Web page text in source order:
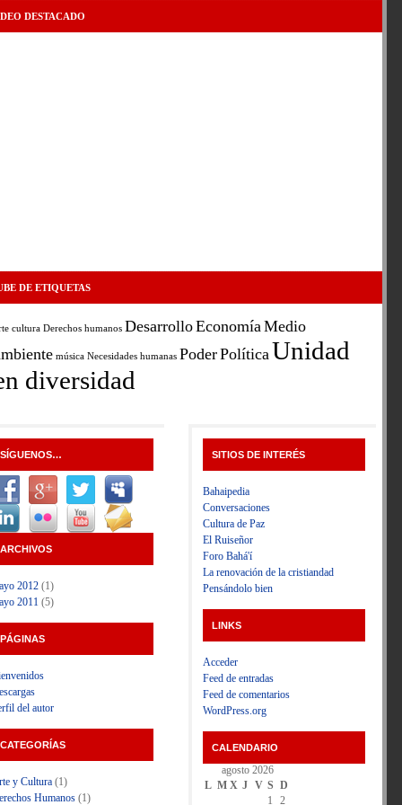
DESTACADO
DE ETIQUETAS
cultura Derechos humanos DesarrolloEconomíaMedio
música Necesidades humanas PoderPolíticaUnidad
diversidad
SÍGUENOS…
ARCHIVOS
2012 (1)
2011 (5)
PÁGINAS
del autor
CATEGORÍAS
y Cultura (1)
Humanos (1)
SITIOS DE INTERÉS
Bahaipedia
Conversaciones
Cultura de Paz
El Ruiseñor
Foro Bahá'í
La renovación de la cristiandad
Pensándolo bien
LINKS
Acceder
Feed de entradas
Feed de comentarios
WordPress.org
CALENDARIO
agosto 2026
L M X J V S D
1
2